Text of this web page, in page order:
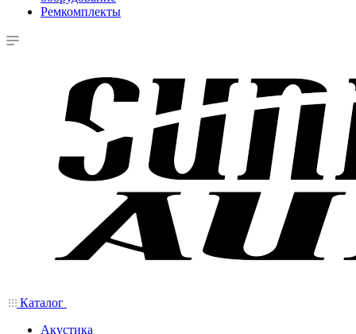
Ремкомплекты
Каталог
Акустика